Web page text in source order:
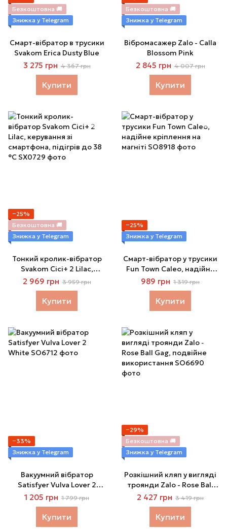
Безкоштовна 🚚
Знижка у Telegram
Смарт-вібратор в трусики
Svakom Erica Dusty Blue
3 275 грн 4 367 грн
Купити
Безкоштовна 🚚
Знижка у Telegram
Вібромасажер Zalo - Calla
Blossom Pink
2 845 грн 4 007 грн
Купити
−25%
Безкоштовна 🚚
Знижка у Telegram
Тонкий кролик-вібратор
Svakom Cici+ 2 Lilac,
керування зі смартфона,
підігрів до 38 °C
2 969 грн 3 959 грн
Купити
−25%
Знижка у Telegram
Смарт-вібратор у трусики
Fun Town Caleo, надійне
кріплення на магніті
989 грн 1 319 грн
Купити
−33%
Знижка у Telegram
Вакуумний вібратор
Satisfyer Vulva Lover 2
White
1 205 грн 1 799 грн
Купити
−29%
Безкоштовна 🚚
Знижка у Telegram
Розкішний кляп у вигляді
троянди Zalo - Rose Ball
Gag, подвійне
використання
2 427 грн 3 419 грн
Купити